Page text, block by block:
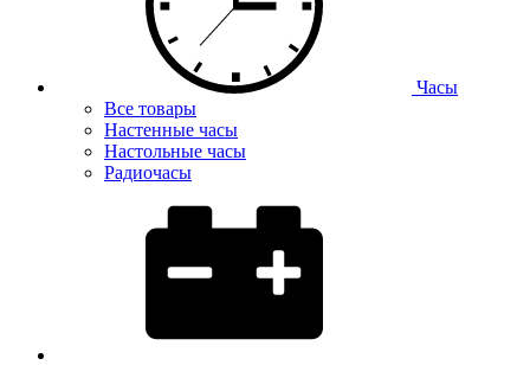
Часы
Все товары
Настенные часы
Настольные часы
Радиочасы